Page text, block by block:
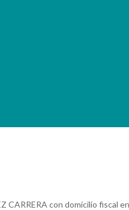
CARRERA con domicilio fiscal